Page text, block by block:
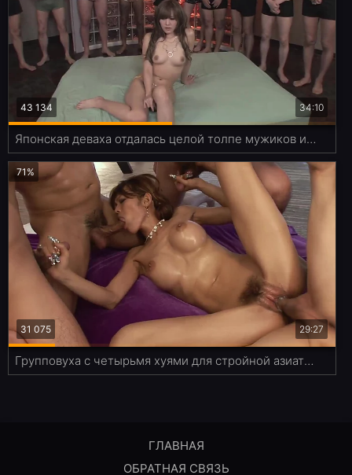
34:10
43 134
Японская деваха отдалась целой толпе мужиков и позволила обкончать киску
29:27
71%
31 075
Групповуха с четырьмя хуями для стройной азиатки заканчивается многократым кримпаем в мохнатую пиздёнку
ГЛАВНАЯ
ОБРАТНАЯ СВЯЗЬ